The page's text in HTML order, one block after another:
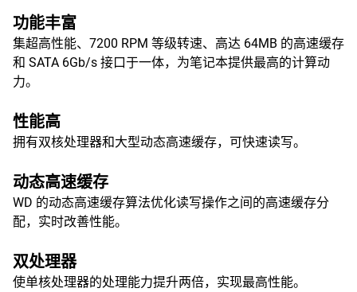
功能丰富
集超高性能、7200 RPM 等级转速、高达 64MB 的高速缓存
和 SATA 6Gb/s 接口于一体，为笔记本提供最高的计算动
力。
性能高
拥有双核处理器和大型动态高速缓存，可快速读写。
动态高速缓存
WD 的动态高速缓存算法优化读写操作之间的高速缓存分
配，实时改善性能。
双处理器
使单核处理器的处理能力提升两倍，实现最高性能。